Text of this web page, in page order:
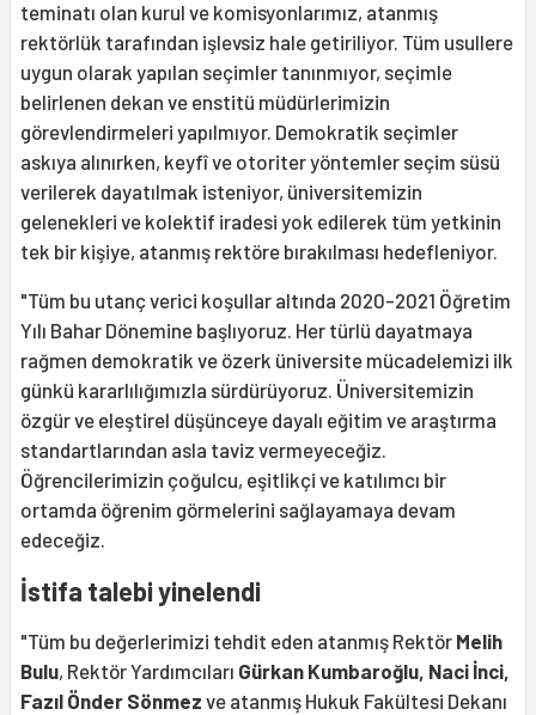
teminatı olan kurul ve komisyonlarımız, atanmış
rektörlük tarafından işlevsiz hale getiriliyor. Tüm usullere
uygun olarak yapılan seçimler tanınmıyor, seçimle
belirlenen dekan ve enstitü müdürlerimizin
görevlendirmeleri yapılmıyor. Demokratik seçimler
askıya alınırken, keyfî ve otoriter yöntemler seçim süsü
verilerek dayatılmak isteniyor, üniversitemizin
gelenekleri ve kolektif iradesi yok edilerek tüm yetkinin
tek bir kişiye, atanmış rektöre bırakılması hedefleniyor.
"Tüm bu utanç verici koşullar altında 2020-2021 Öğretim
Yılı Bahar Dönemine başlıyoruz. Her türlü dayatmaya
rağmen demokratik ve özerk üniversite mücadelemizi ilk
günkü kararlılığımızla sürdürüyoruz. Üniversitemizin
özgür ve eleştirel düşünceye dayalı eğitim ve araştırma
standartlarından asla taviz vermeyeceğiz.
Öğrencilerimizin çoğulcu, eşitlikçi ve katılımcı bir
ortamda öğrenim görmelerini sağlayamaya devam
edeceğiz.
İstifa talebi yinelendi
"Tüm bu değerlerimizi tehdit eden atanmış Rektör Melih
Bulu, Rektör Yardımcıları Gürkan Kumbaroğlu, Naci İnci,
Fazıl Önder Sönmez ve atanmış Hukuk Fakültesi Dekanı